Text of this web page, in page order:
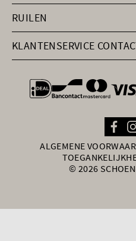
RUILEN
KLANTENSERVICE
general.paymentOptions
ALGEMENE
© 2026